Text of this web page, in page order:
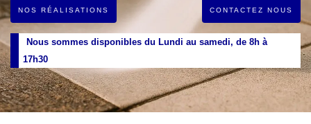
NOS RÉALISATIONS CONTACTEZ NOUS
Nous sommes disponibles du Lundi au samedi, de 8h à
17h30